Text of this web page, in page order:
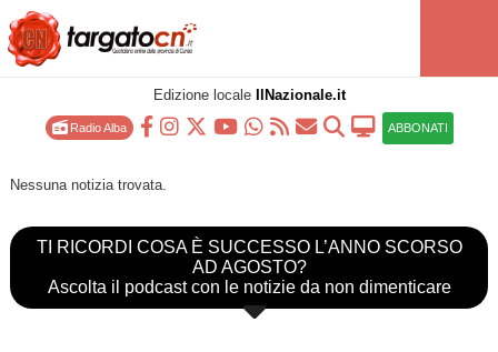
Edizione locale IlNazionale.it
Radio Alba ABBONATI
Nessuna notizia trovata.
TI RICORDI COSA È SUCCESSO L’ANNO SCORSO
AD AGOSTO?
Ascolta il podcast con le notizie da non dimenticare